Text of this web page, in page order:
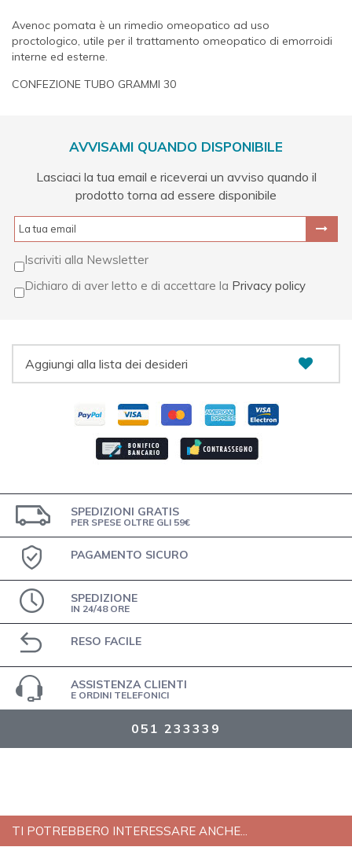
Avenoc pomata è un rimedio omeopatico ad uso
proctologico, utile per il trattamento omeopatico di emorroidi
interne ed esterne.
CONFEZIONE TUBO GRAMMI 30
AVVISAMI QUANDO DISPONIBILE
Lasciaci la tua email e riceverai un avviso quando il
prodotto torna ad essere disponibile
Iscriviti alla Newsletter
Dichiaro di aver letto e di accettare la Privacy policy
Aggiungi alla lista dei desideri
SPEDIZIONI GRATIS
PER SPESE OLTRE GLI 59€
PAGAMENTO SICURO
SPEDIZIONE
IN 24/48 ORE
RESO FACILE
ASSISTENZA CLIENTI
E ORDINI TELEFONICI
051 233339
TI POTREBBERO INTERESSARE ANCHE...